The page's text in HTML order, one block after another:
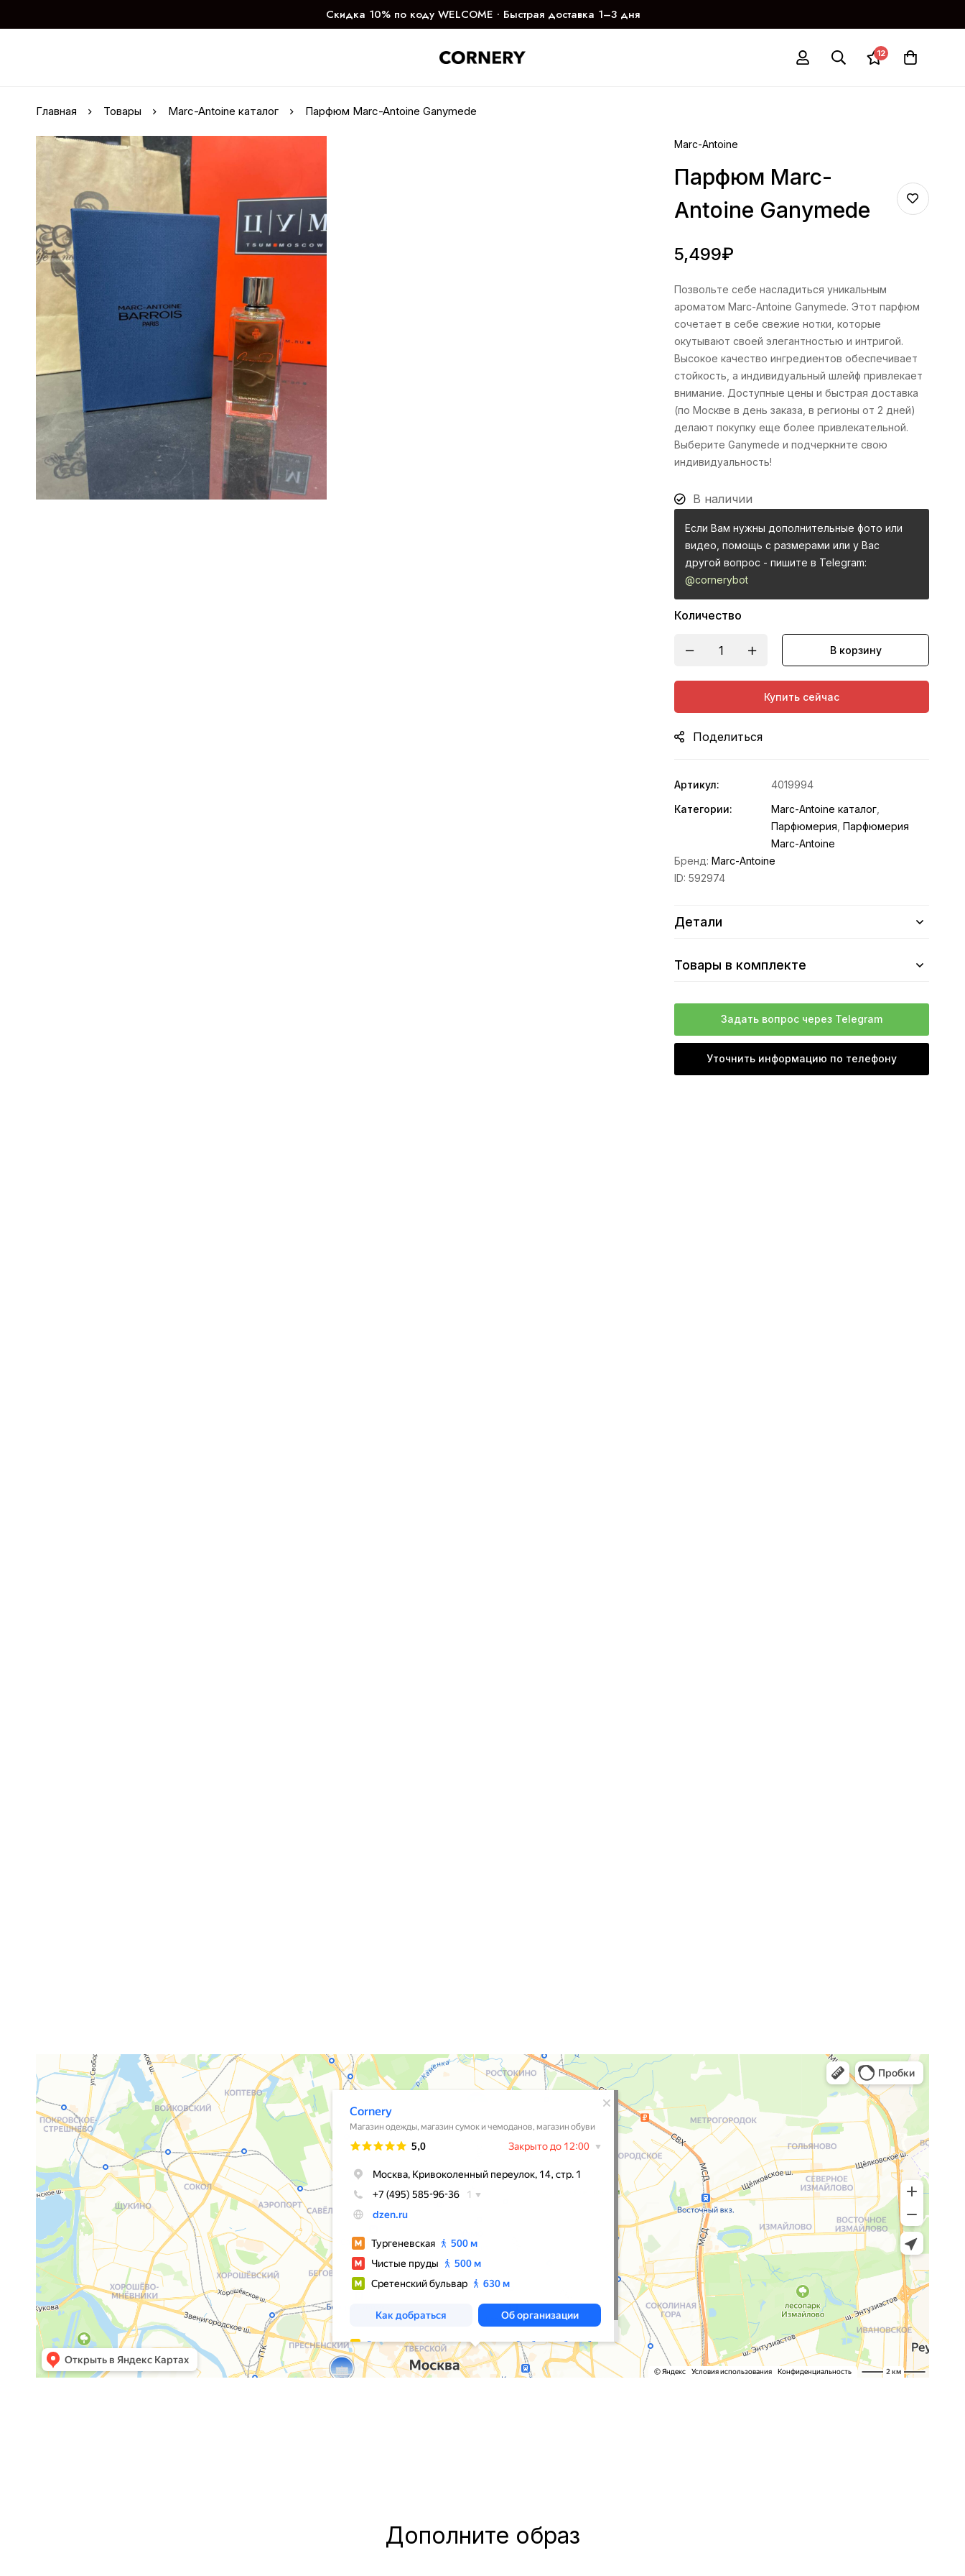
Скидка 10% по коду WELCOME ∙ Быстрая доставка 1–3 дня
12
Главная Товары Marc-Antoine каталог Парфюм Marc-Antoine Ganymede
Marc-Antoine
Парфюм Marc-
Antoine Ganymede
5,499₽
Позвольте себе насладиться уникальным
ароматом Marc-Antoine Ganymede. Этот парфюм
сочетает в себе свежие нотки, которые
окутывают своей элегантностью и интригой.
Высокое качество ингредиентов обеспечивает
стойкость, а индивидуальный шлейф привлекает
внимание. Доступные цены и быстрая доставка
(по Москве в день заказа, в регионы от 2 дней)
делают покупку еще более привлекательной.
Выберите Ganymede и подчеркните свою
индивидуальность!
В наличии
Если Вам нужны дополнительные фото или
видео, помощь с размерами или у Вас
другой вопрос - пишите в Telegram:
@cornerybot
Количество
В корзину
Купить сейчас
Поделиться
Артикул:
4019994
Категории:
Marc-Antoine каталог
Парфюмерия ,Парфюмерия
Marc-Antoine
Бренд:Marc-Antoine
ID:592974
Детали
Товары в комплекте
Задать вопрос через Telegram
Уточнить информацию по телефону
Дополните образ